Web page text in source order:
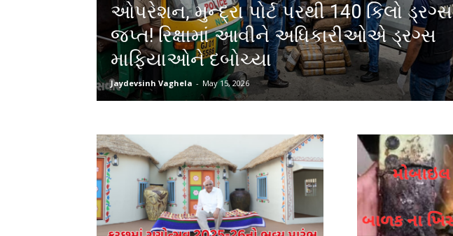
ઓપરેશન, મુન્દ્રા પોર્ટ પરથી 140 કિલો ડ્રગ્સ
જપ્ત! રિક્ષામાં આવીને અધિકારીઓએ ડ્રગ્સ
માફિયાઓને દબોચ્યા
Jaydevsinh Vaghela - May 15, 2026